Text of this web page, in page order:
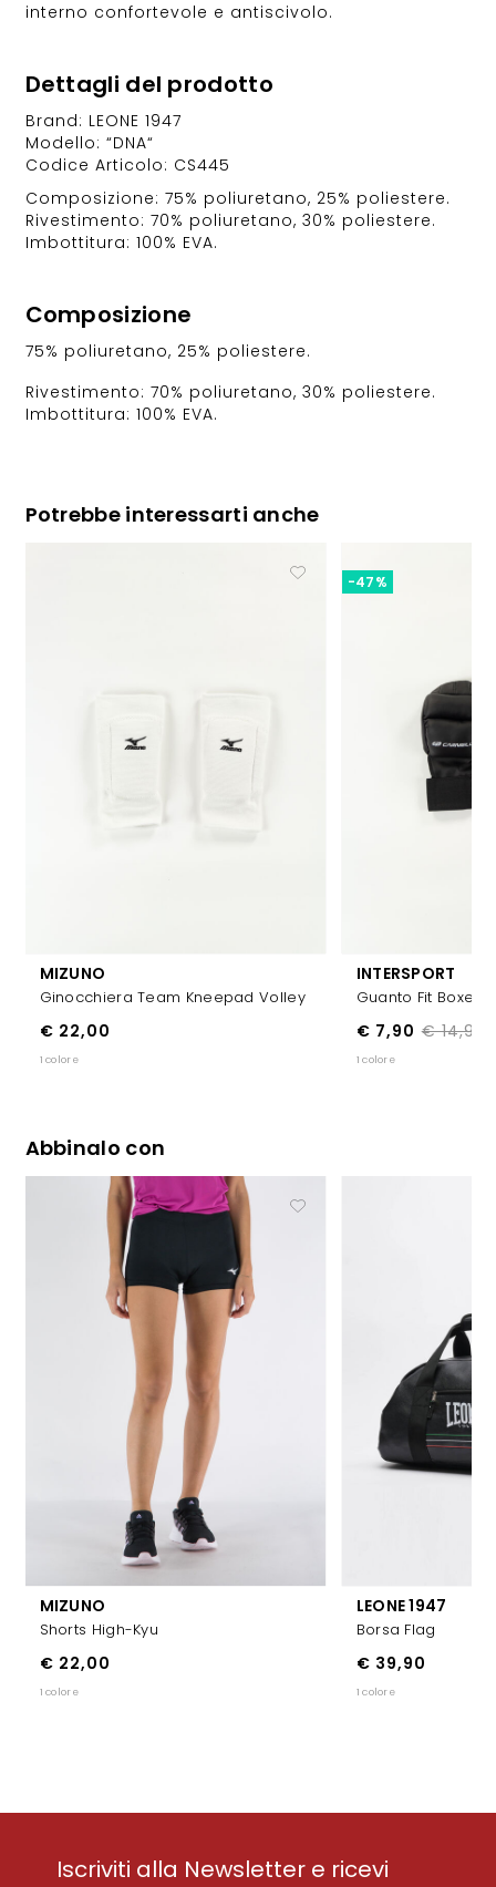
interno confortevole e antiscivolo.
Dettagli del prodotto
Brand: LEONE 1947
Modello: “DNA“
Codice Articolo: CS445
Composizione: 75% poliuretano, 25% poliestere.
Rivestimento: 70% poliuretano, 30% poliestere.
Imbottitura: 100% EVA.
Composizione
75% poliuretano, 25% poliestere.
Rivestimento: 70% poliuretano, 30% poliestere.
Imbottitura: 100% EVA.
Potrebbe interessarti anche
MIZUNO
Ginocchiera Team Kneepad Volley
€ 22,00
1 colore
INTERSPORT
Guanto Fit Boxe
€ 14,99
€ 7,90
-47%
1 colore
Abbinalo con
MIZUNO
Shorts High-Kyu
€ 22,00
1 colore
LEONE 1947
Borsa Flag
€ 39,90
1 colore
Iscriviti alla Newsletter e ricevi